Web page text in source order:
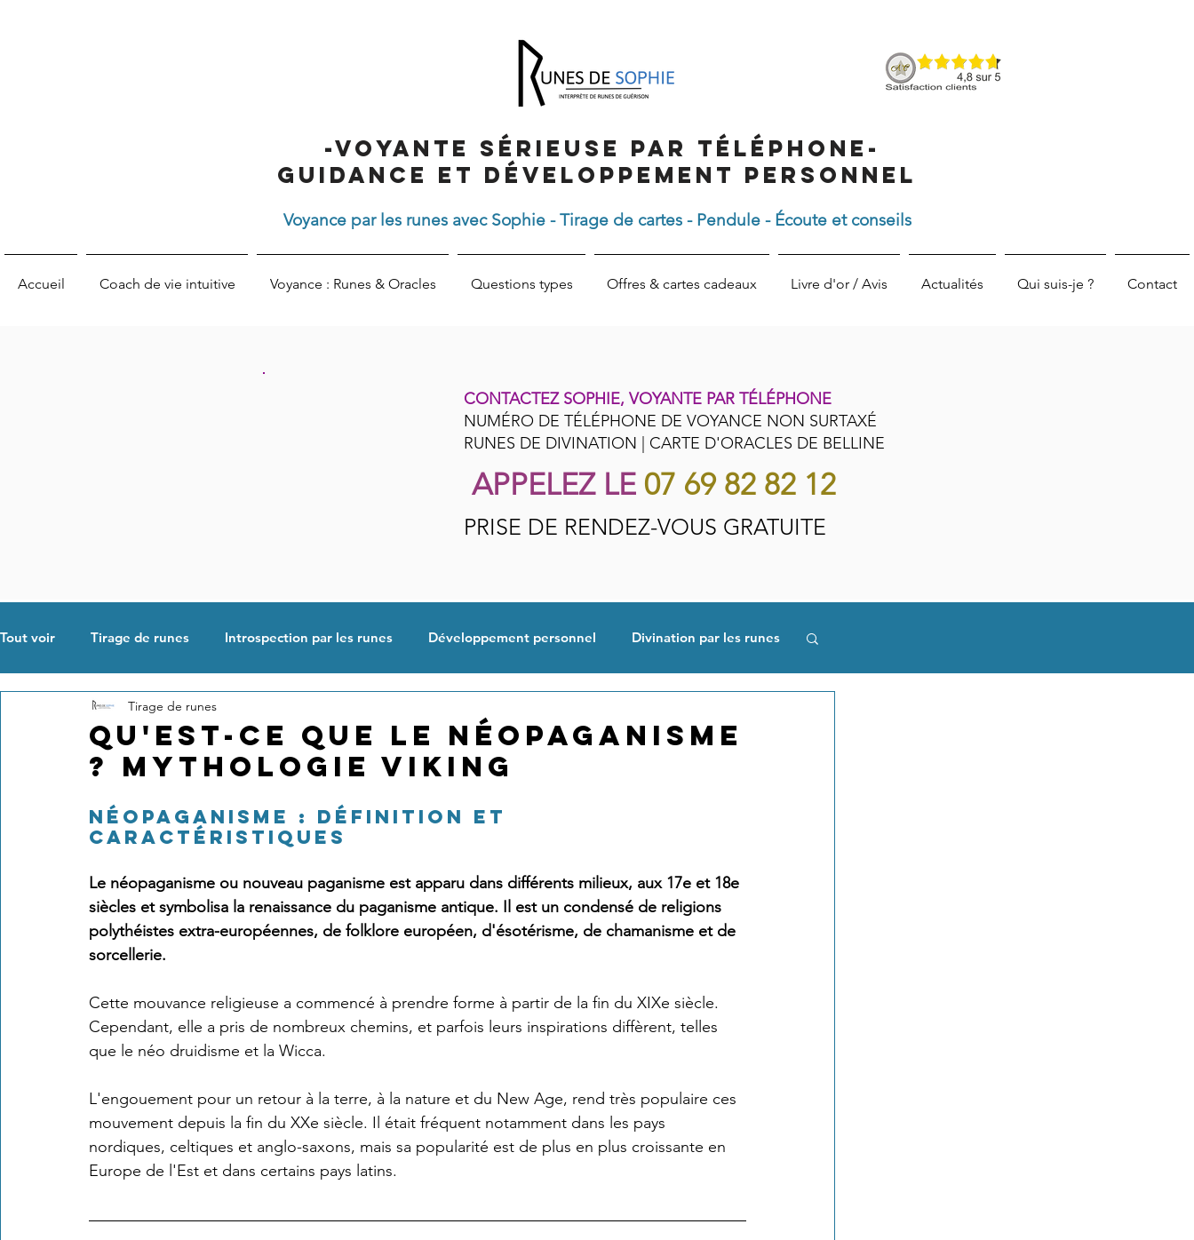
-Voyante sérieuse par téléphone-
Guidance et développement personnel
Voyance par les runes avec Sophie - Tirage de cartes - Pendule - Écoute et conseils
Accueil Coach de vie intuitive Voyance : Runes & Oracles Questions types Offres & cartes cadeaux Livre d'or / Avis Actualités Qui suis-je ? Contact
CONTACTEZ SOPHIE, VOYANTE PAR TÉLÉPHONE
NUMÉRO DE TÉLÉPHONE DE VOYANCE NON SURTAXÉ
RUNES DE DIVINATION | CARTE D'ORACLES DE BELLINE
APPELEZ LE 07 69 82 82 12
PRISE DE RENDEZ-VOUS GRATUITE
Tout voir Tirage de runes Introspection par les runes Développement personnel Divination par les runes
Bien-être Culture nordique
Tarologie, Tarot de Marseille Amour, Vie sentimentale Esotérisme, Cabalistique
Santé, Médecine Douce, Alternative
Qu'est-ce que le Néopaganisme
? mythologie viking
Tirage de runes
Néopaganisme : définition et
caractéristiques
Le néopaganisme ou nouveau paganisme est apparu dans différents milieux, aux 17e et 18e
siècles et symbolisa la renaissance du paganisme antique. Il est un condensé de religions
polythéistes extra-européennes, de folklore européen, d'ésotérisme, de chamanisme et de
sorcellerie.
Cette mouvance religieuse a commencé à prendre forme à partir de la fin du XIXe siècle.
Cependant, elle a pris de nombreux chemins, et parfois leurs inspirations diffèrent, telles
que le néo druidisme et la Wicca.
L'engouement pour un retour à la terre, à la nature et du New Age, rend très populaire ces
mouvement depuis la fin du XXe siècle. Il était fréquent notamment dans les pays
nordiques, celtiques et anglo-saxons, mais sa popularité est de plus en plus croissante en
Europe de l'Est et dans certains pays latins.